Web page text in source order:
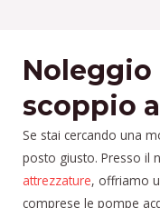
Noleggio
scoppio
Se stai cercando una
posto giusto. Presso il
attrezzature, offriamo
comprese le pompe